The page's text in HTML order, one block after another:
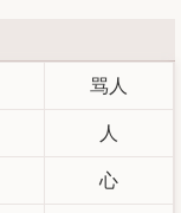
骂人
人
心